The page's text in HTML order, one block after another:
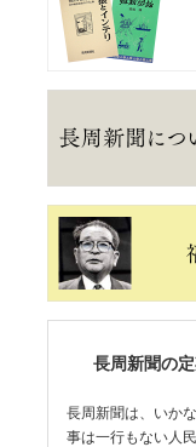
長周新聞の
長周新聞は、いか
事は一行もない人